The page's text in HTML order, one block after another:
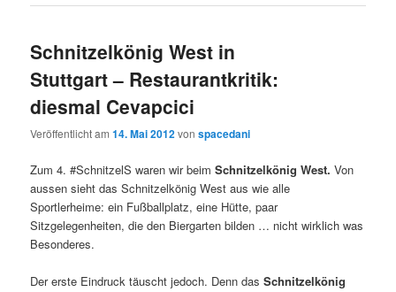
Schnitzelkönig West in
Stuttgart – Restaurantkritik:
diesmal Cevapcici
Veröffentlicht am14. Mai 2012vonspacedani
Zum 4. #SchnitzelS waren wir beimSchnitzelkönig West. Von
aussen sieht das Schnitzelkönig West aus wie alle
Sportlerheime: ein Fußballplatz, eine Hütte, paar
Sitzgelegenheiten, die den Biergarten bilden … nicht wirklich was
Besonderes.
Der erste Eindruck täuscht jedoch. Denn dasSchnitzelkönig